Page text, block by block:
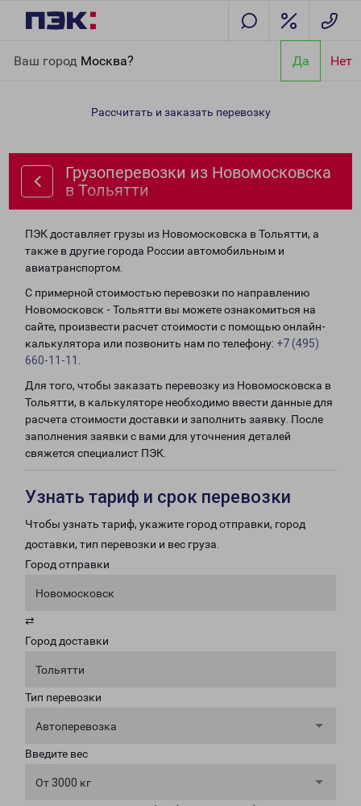
Ваш город Москва? Да Нет
Тольятти
Рассчитать и заказать перевозку
Грузоперевозки из Новомосковска
в Тольятти
ПЭК доставляет грузы из Новомосковска в Тольятти, а
также в другие города России автомобильным и
авиатранспортом.
С примерной стоимостью перевозки по направлению
Новомосковск - Тольятти вы можете ознакомиться на
сайте, произвести расчет стоимости с помощью онлайн-
калькулятора или позвонить нам по телефону: +7 (495)
660-11-11
Для того, чтобы заказать перевозку из Новомосковска в
Тольятти, в калькуляторе необходимо ввести данные для
расчета стоимости доставки и заполнить заявку. После
заполнения заявки с вами для уточнения деталей
свяжется специалист ПЭК.
Узнать тариф и срок перевозки
Чтобы узнать тариф, укажите город отправки, город
доставки, тип перевозки и вес груза.
Город отправки
Новомосковск
⇄
Город доставки
Тольятти
Тип перевозки
Автоперевозка
Введите вес
От 3000 кг